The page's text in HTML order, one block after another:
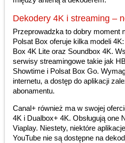
Dekodery 4K i streaming –
Przeprowadzka to dobry moment
Polsat Box oferuje kilka modeli
Box 4K Lite oraz Soundbox 4K.
serwisy streamingowe takie jak
Showtime i Polsat Box Go.
internetu, a dostęp do aplikacji
abonamentu.
Canal+ również ma w swojej
4K i Dualbox+ 4K. Obsługują one
Viaplay. Niestety, niektóre
YouTube nie są dostępne na